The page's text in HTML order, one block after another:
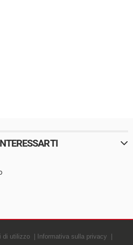
di utilizzo Informativa sulla privacy